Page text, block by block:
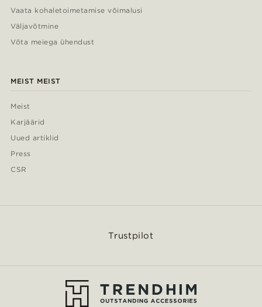
Vaata kohaletoimetamise võimalusi
Väljavõtmine
Võta meiega ühendust
MEIST MEIST
Meist
Karjäärid
Uued artiklid
Press
CSR
Trustpilot